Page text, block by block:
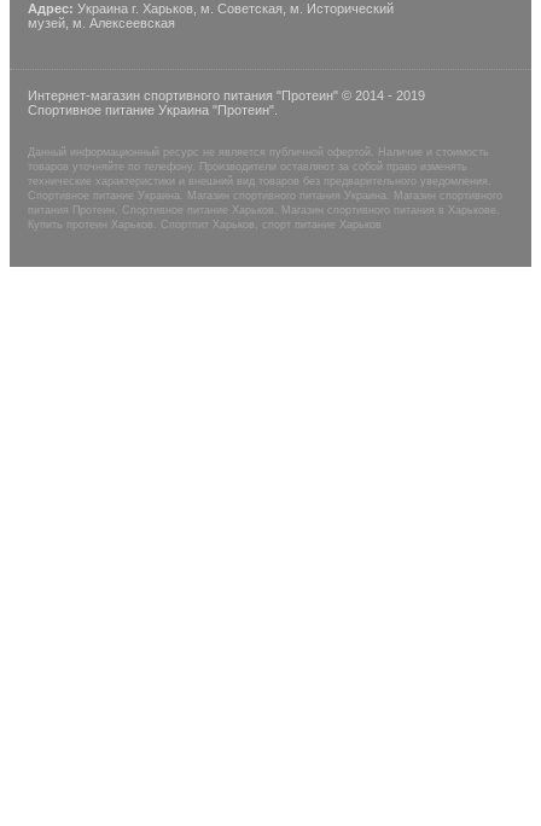
Адрес: Украина г. Харьков, м. Советская, м. Исторический
музей, м. Алексеевская
Интернет-магазин спортивного питания "Протеин" © 2014 - 2019
Спортивное питание Украина "Протеин".
Данный информационный ресурс не является публичной офертой. Наличие и стоимость
товаров уточняйте по телефону. Производители оставляют за собой право изменять
технические характеристики и внешний вид товаров без предварительного уведомления.
Спортивное питание Украина. Магазин спортивного питания Украина. Магазин спортивного
питания Протеин. Спортивное питание Харьков. Магазин спортивного питания в Харькове.
Купить протеин Харьков. Спортпит Харьков, спорт питание Харьков